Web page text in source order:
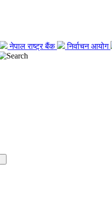
नेपाल राष्ट्र बैंक निर्वाचन आयोग